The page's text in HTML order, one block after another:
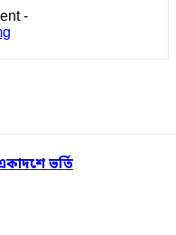
-
ভর্তি